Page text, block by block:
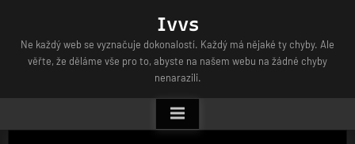
content
Ivvs
Ne každý web se vyznačuje dokonalostí. Každý má nějaké ty chyby. Ale
věřte, že děláme vše pro to, abyste na našem webu na žádné chyby
nenarazili.